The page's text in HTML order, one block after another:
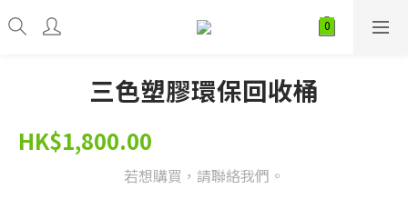
三色塑膠環保回收桶
HK$1,800.00
若想購買，請聯絡我們。